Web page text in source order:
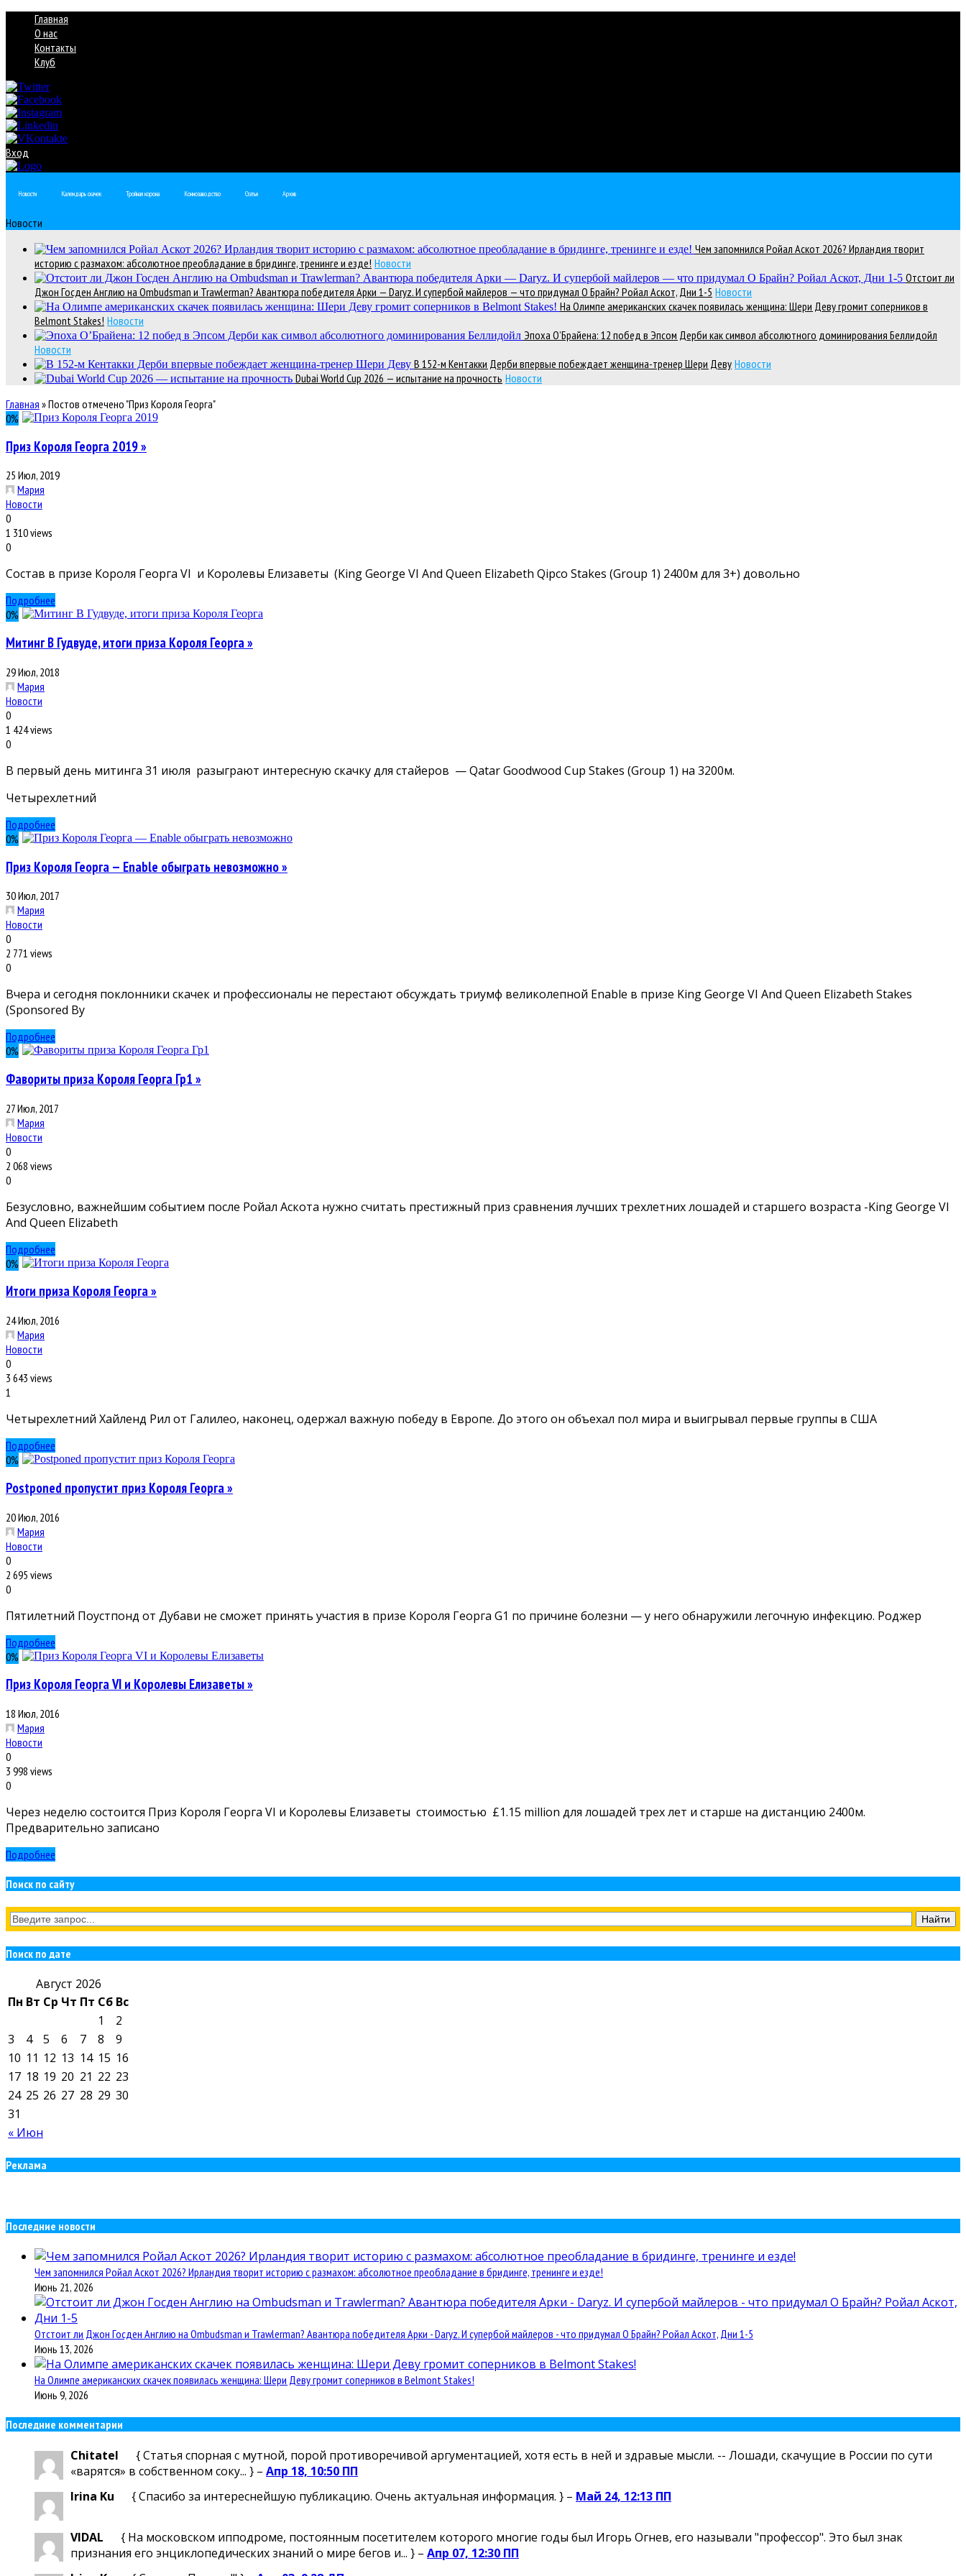
Главная
О нас
Контакты
Клуб
Вход
Новости Календарь скачек Тройная корона Коннозаводство Статьи Архив
Новости
Чем запомнился Ройал Аскот 2026? Ирландия творит
историю с размахом: абсолютное преобладание в бридинге, тренинге и езде! Новости
Отстоит ли
Джон Госден Англию на Ombudsman и Trawlerman? Авантюра победителя Арки — Daryz. И супербой майлеров — что придумал О Брайн? Ройал Аскот, Дни 1-5 Новости
На Олимпе американских скачек появилась женщина: Шери Деву громит соперников в
Belmont Stakes! Новости
Эпоха О’Брайена: 12 побед в Эпсом Дерби как символ абсолютного доминирования Беллидойл
Новости
В 152-м Кентакки Дерби впервые побеждает женщина-тренер Шери Деву Новости
Dubai World Cup 2026 — испытание на прочность Новости
Главная »Постов отмечено "Приз Короля Георга"
0%
Приз Короля Георга 2019 »
25 Июл, 2019
Мария
Новости
0
1 310 views
0
Состав в призе Короля Георга VI и Королевы Елизаветы (King George VI And Queen Elizabeth Qipco Stakes (Group 1) 2400м для 3+) довольно
Подробнее
0%
Митинг В Гудвуде, итоги приза Короля Георга »
29 Июл, 2018
Мария
Новости
0
1 424 views
0
В первый день митинга 31 июля разыграют интересную скачку для стайеров —Qatar Goodwood Cup Stakes (Group 1) на 3200м.
Четырехлетний
Подробнее
0%
Приз Короля Георга — Enable обыграть невозможно »
30 Июл, 2017
Мария
Новости
0
2 771 views
0
Вчера и сегодня поклонники скачек и профессионалы не перестают обсуждать триумф великолепной Enable в призе King George VI And Queen Elizabeth Stakes
(Sponsored By
Подробнее
0%
Фавориты приза Короля Георга Гр1 »
27 Июл, 2017
Мария
Новости
0
2 068 views
0
Безусловно, важнейшим событием после Ройал Аскота нужно считать престижный приз сравнения лучших трехлетних лошадей и старшего возраста -King George VI
And Queen Elizabeth
Подробнее
0%
Итоги приза Короля Георга »
24 Июл, 2016
Мария
Новости
0
3 643 views
1
Четырехлетний Хайленд Рил от Галилео, наконец, одержал важную победу в Европе. До этого он объехал пол мира и выигрывал первые группы в США
Подробнее
0%
Postponed пропустит приз Короля Георга »
20 Июл, 2016
Мария
Новости
0
2 695 views
0
Пятилетний Поустпонд от Дубави не сможет принять участия в призе Короля Георга G1 по причине болезни — у него обнаружили легочную инфекцию. Роджер
Подробнее
0%
Приз Короля Георга VI и Королевы Елизаветы »
18 Июл, 2016
Мария
Новости
0
3 998 views
0
Через неделю состоится Приз Короля Георга VI и Королевы Елизаветы стоимостью £1.15 million для лошадей трех лет и старше на дистанцию 2400м.
Предварительно записано
Подробнее
Поиск по сайту
Поиск по дате
Август 2026
Пн Вт Ср Чт Пт Сб Вс
« Июн
1
2
3
4 5 6 7 8
9
10 11 12 13 14 15 16
17 18 19 20 21 22 23
24 25 26 27 28 29 30
31
Реклама
Последние новости
Чем запомнился Ройал Аскот 2026? Ирландия творит историю с размахом: абсолютное преобладание в бридинге, тренинге и езде!
Июнь 21, 2026
Отстоит ли Джон Госден Англию на Ombudsman и Trawlerman? Авантюра победителя Арки - Daryz. И супербой майлеров - что придумал О Брайн? Ройал Аскот, Дни 1-5
Июнь 13, 2026
На Олимпе американских скачек появилась женщина: Шери Деву громит соперников в Belmont Stakes!
Июнь 9, 2026
Последние комментарии
Chitatel
{ Статья спорная с мутной, порой противоречивой аргументацией, хотя есть в ней и здравые мысли. -- Лошади, скачущие в России по сути
«варятся» в собственном соку... } – Апр 18, 10:50 ПП
Irina Ku
{ Спасибо за интереснейшую публикацию. Очень актуальная информация. } – Май 24, 12:13 ПП
VIDAL
{ На московском ипподроме, постоянным посетителем которого многие годы был Игорь Огнев, его называли "профессор". Это был знак
признания его энциклопедических знаний о мире бегов и... } – Апр 07, 12:30 ПП